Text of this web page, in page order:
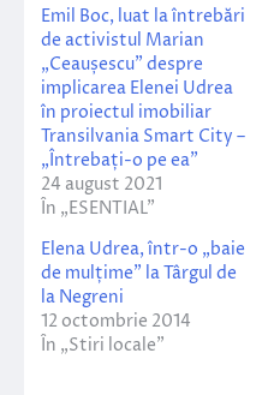
Emil Boc, luat la întrebări
de activistul Marian
„Ceaușescu” despre
implicarea Elenei Udrea
în proiectul imobiliar
Transilvania Smart City –
„Întrebați-o pe ea”
24 august 2021
În „ESENTIAL”
Elena Udrea, într-o „baie
de mulțime” la Târgul de
la Negreni
12 octombrie 2014
În „Stiri locale”